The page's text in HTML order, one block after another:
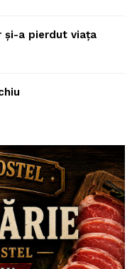
și-a pierdut viața